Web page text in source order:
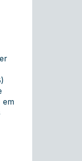
em